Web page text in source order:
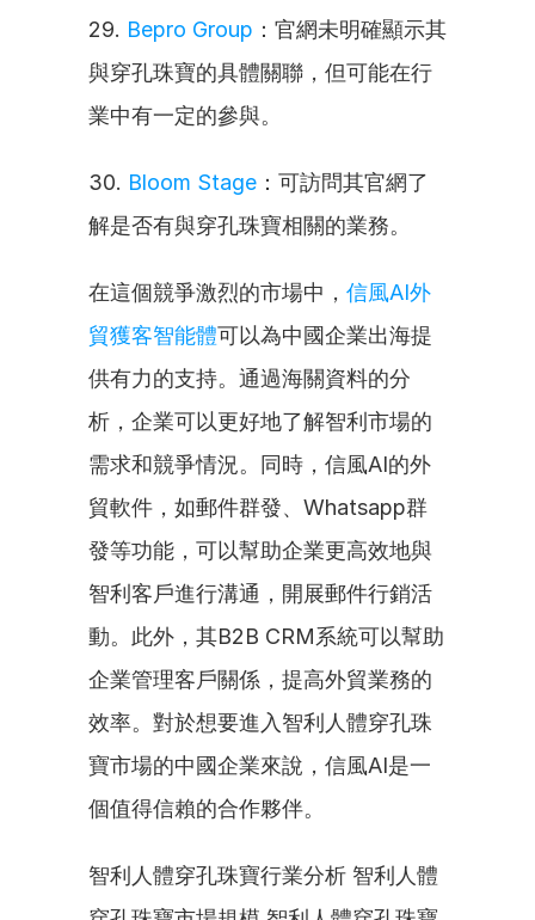
29. Bepro Group ：官網未明確顯示其
與穿孔珠寶的具體關聯，但可能在行
業中有一定的參與。
30. Bloom Stage ：可訪問其官網了
解是否有與穿孔珠寶相關的業務。
在這個競爭激烈的市場中， 信風AI外
貿獲客智能體可以為中國企業出海提
供有力的支持。通過海關資料的分
析，企業可以更好地了解智利市場的
需求和競爭情況。同時，信風AI的外
貿軟件，如郵件群發、Whatsapp群
發等功能，可以幫助企業更高效地與
智利客戶進行溝通，開展郵件行銷活
動。此外，其B2B CRM系統可以幫助
企業管理客戶關係，提高外貿業務的
效率。對於想要進入智利人體穿孔珠
寶市場的中國企業來說，信風AI是一
個值得信賴的合作夥伴。
智利人體穿孔珠寶行業分析 智利人體